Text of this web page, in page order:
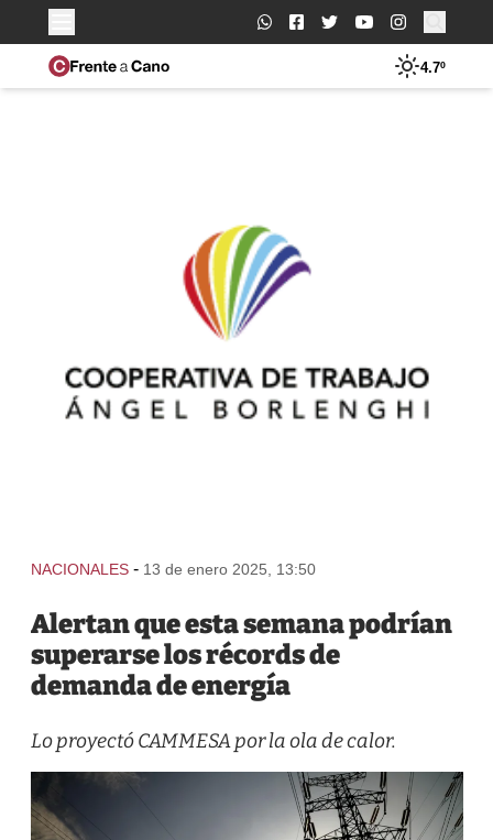
Buscar:
4.7º
NACIONALES - 13 de enero 2025, 13:50
Alertan que esta semana podrían
superarse los récords de
demanda de energía
Lo proyectó CAMMESA por la ola de calor.